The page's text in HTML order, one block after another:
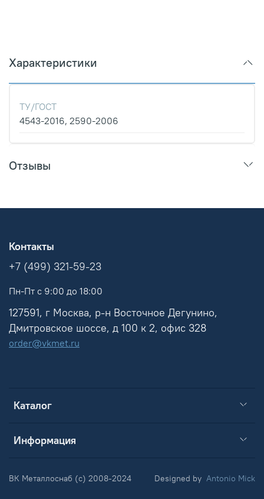
Характеристики
ТУ/ГОСТ
4543-2016, 2590-2006
Отзывы
Каталог
Информация
Контакты
+7 (499) 321-59-23
Пн-Пт с 9:00 до 18:00
127591, г Москва, р-н Восточное Дегунино,
Дмитровское шоссе, д 100 к 2, офис 328
order@vkmet.ru
ВК Металлоснаб (c) 2008-2024 Designed by Antonio Mick